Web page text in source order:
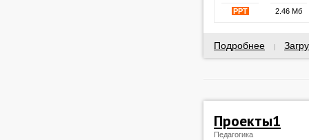
PPT
2.46 Мб
Подробнее
Проекты1
Педагогика